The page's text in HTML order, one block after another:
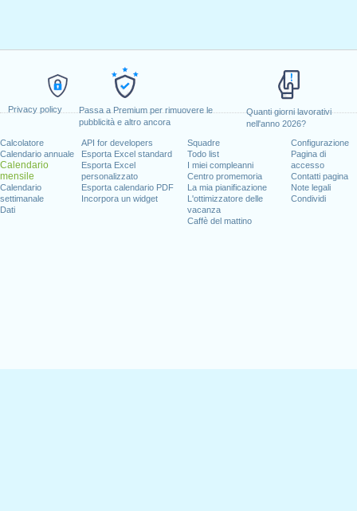
Privacy policy
Passa a Premium per rimuovere le
pubblicità e altro ancora
Quanti giorni lavorativi
nell'anno 2026?
Calcolatore
Calendario annuale
Calendario
mensile
Calendario
settimanale
Dati
API for developers
Esporta Excel standard
Esporta Excel
personalizzato
Esporta calendario PDF
Incorpora un widget
Squadre
Todo list
I miei compleanni
Centro promemoria
La mia pianificazione
L'ottimizzatore delle
vacanza
Caffè del mattino
Configurazione
Pagina di
accesso
Contatti pagina
Note legali
Condividi